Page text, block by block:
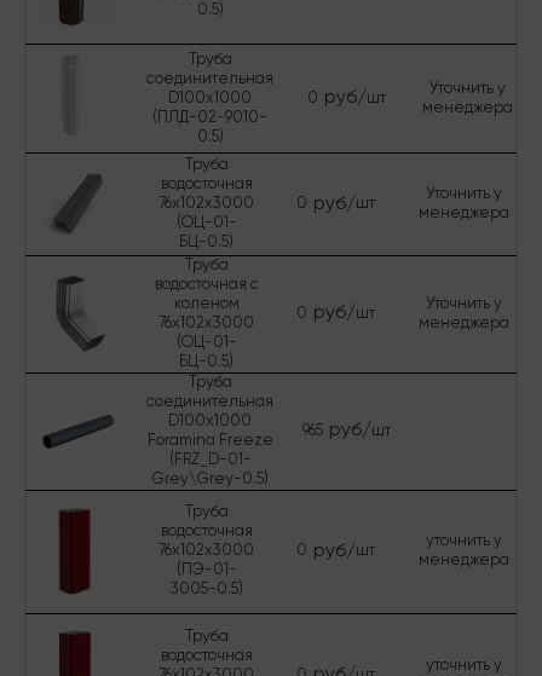
0.5)
Труба
соединительная
D100х1000
(ПЛД-02-9010-
0.5)
0 руб/шт
Уточнить у
менеджера
Труба
водосточная
76х102х3000
(ОЦ-01-
БЦ-0.5)
0 руб/шт
Уточнить у
менеджера
Труба
водосточная с
коленом
76х102х3000
(ОЦ-01-
БЦ-0.5)
0 руб/шт
Уточнить у
менеджера
Труба
соединительная
D100х1000
Foramina Freeze
(FRZ_D-01-
Grey\Grey-0.5)
965 руб/шт
Труба
водосточная
76х102х3000
(ПЭ-01-
3005-0.5)
0 руб/шт
уточнить у
менеджера
Труба
водосточная
уточнить у